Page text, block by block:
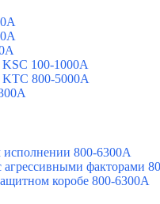
100-1000A
800-5000A
исполнении 800-6300А
агрессивными факторами
коробе 800-6300А